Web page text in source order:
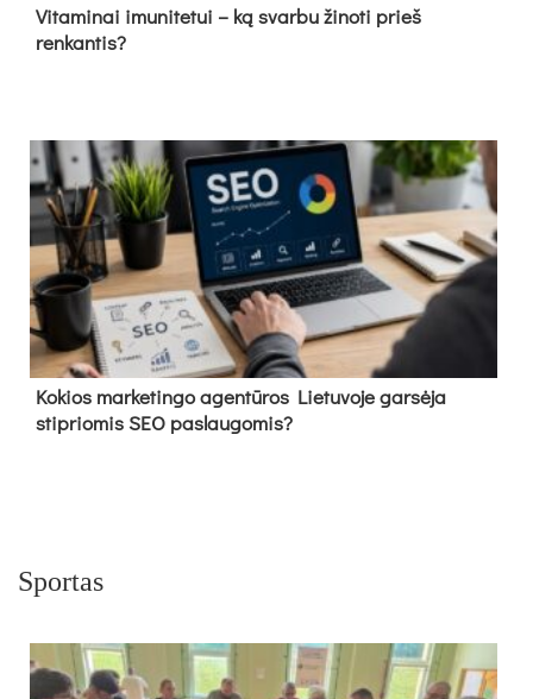
Vitaminai imunitetui – ką svarbu žinoti prieš
renkantis?
Kokios marketingo agentūros Lietuvoje garsėja
stipriomis SEO paslaugomis?
Sportas